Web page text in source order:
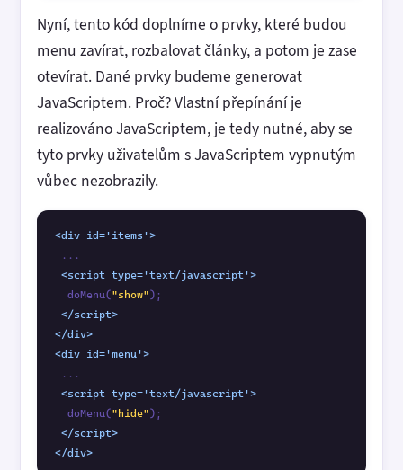
Nyní, tento kód doplníme o prvky, které budou
menu zavírat, rozbalovat články, a potom je zase
otevírat. Dané prvky budeme generovat
JavaScriptem. Proč? Vlastní přepínání je
realizováno JavaScriptem, je tedy nutné, aby se
tyto prvky uživatelům s JavaScriptem vypnutým
vůbec nezobrazily.
<div id='items'>
...
<script type='text/javascript'>
  doMenu(
"show");
</script>
</div>
<div id='menu'>
...
<script type='text/javascript'>
  doMenu(
"hide");
</script>
</div>